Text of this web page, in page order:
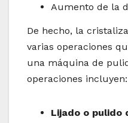
Aumento de la
De hecho, la
varias operaciones
una máquina de
operaciones incluyen:
Lijado o pulido